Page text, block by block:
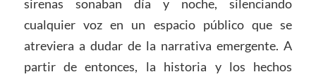
sirenas sonaban día y noche, silenciando
cualquier voz en un espacio público que se
atreviera a dudar de la narrativa emergente. A
partir de entonces, la historia y los hechos